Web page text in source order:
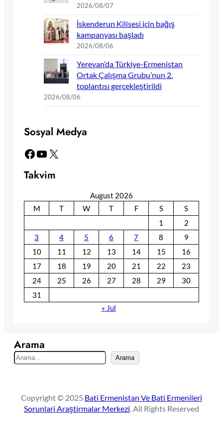
2026/08/07
İskenderun Kilisesi için bağış
kampanyası başladı
2026/08/06
Yerevan’da Türkiye-Ermenistan
Ortak Çalışma Grubu’nun 2.
toplantısı gerçekleştirildi
2026/08/06
Sosyal Medya
Facebook YouTube X
Takvim
August 2026
M
T W T F S
S
1
2
3
4 5 6 7 8
9
10
11 12 13 14 15
16
17
18 19 20 21 22
23
24
25 26 27 28 29
30
31
« Jul
Arama
S
e
c
h
Arama
Copyright © 2025 Bati Ermenistan Ve Bati Ermenileri
Sorunlari Araştirmalar Merkezi . All Rights Reserved